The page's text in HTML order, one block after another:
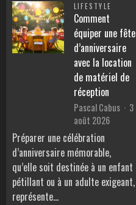
LIFESTYLE
Comment
équiper une fête
d’anniversaire
avec la location
de matériel de
réception
Pascal Cabus
3
août 2026
Préparer une célébration
d’anniversaire mémorable,
qu’elle soit destinée à un enfant
pétillant ou à un adulte exigeant,
représente…